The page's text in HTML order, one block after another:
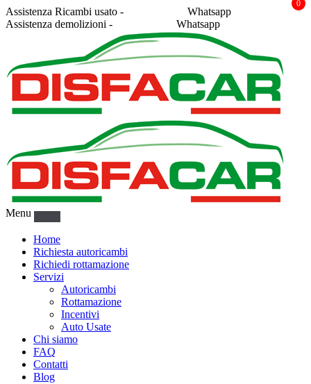
Assistenza Ricambi usato -
Whatsapp
Assistenza demolizioni -
Whatsapp
Menu
Home
Richiesta autoricambi
Richiedi rottamazione
Servizi
Autoricambi
Rottamazione
Incentivi
Auto Usate
Chi siamo
FAQ
Contatti
Blog
0